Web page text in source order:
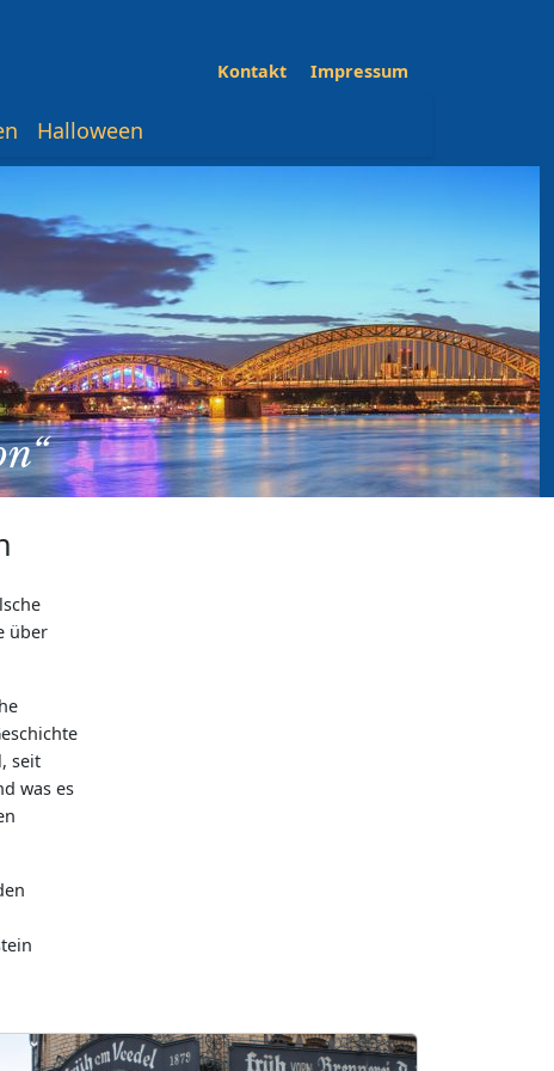
Kontakt Impressum
Halloween
über
seit
was es